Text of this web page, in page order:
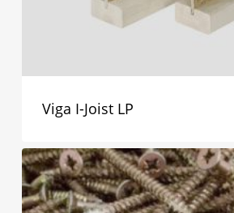
Viga I-Joist LP